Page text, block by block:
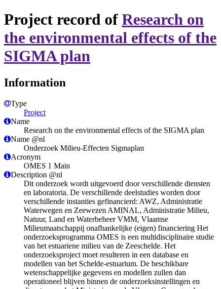
Project record of Research on
the environmental effects of the
SIGMA plan
Information
Type
Project
Name
Research on the environmental effects of the SIGMA plan
Name @nl
Onderzoek Milieu-Effecten Sigmaplan
Acronym
OMES 1 Main
Description @nl
Dit onderzoek wordt uitgevoerd door verschillende diensten
en laboratoria. De verschillende deelstudies worden door
verschillende instanties gefinancierd: AWZ, Administratie
Waterwegen en Zeewezen AMINAL, Administratie Milieu,
Natuur, Land en Waterbeheer VMM, Vlaamse
Milieumaatschappij onafhankelijke (eigen) financiering Het
onderzoeksprogramma OMES is een multidisciplinaire studie
van het estuariene milieu van de Zeeschelde. Het
onderzoeksproject moet resulteren in een database en
modellen van het Schelde-estuarium. De beschikbare
wetenschappelijke gegevens en modellen zullen dan
operationeel blijven binnen de onderzoeksinstellingen en